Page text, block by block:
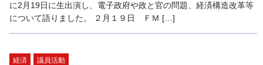
に2月19日に生出演し、電子政府や政と官の問題、経済構造改革等
について語りました。 ２月１９日 ＦＭ […]
経済 議員活動